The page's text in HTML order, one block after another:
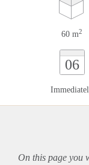
60 m2
06
On this page you